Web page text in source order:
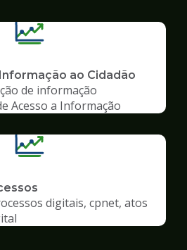
ao Cidadão
de informação
Acesso a Informação
digitais, cpnet, atos